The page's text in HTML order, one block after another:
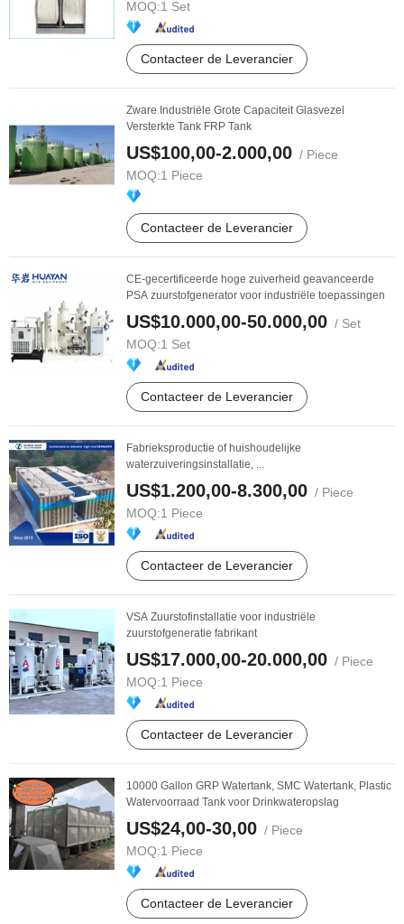
MOQ:1 Set
Contacteer de Leverancier
Zware Industriële Grote Capaciteit Glasvezel
Versterkte Tank FRP Tank
US$100,00-2.000,00 / Piece
MOQ:1 Piece
Contacteer de Leverancier
CE-gecertificeerde hoge zuiverheid geavanceerde
PSA zuurstofgenerator voor industriële toepassingen
US$10.000,00-50.000,00 / Set
MOQ:1 Set
Contacteer de Leverancier
Fabrieksproductie of huishoudelijke
waterzuiveringsinstallatie, ...
US$1.200,00-8.300,00 / Piece
MOQ:1 Piece
Contacteer de Leverancier
VSA Zuurstofinstallatie voor industriële
zuurstofgeneratie fabrikant
US$17.000,00-20.000,00 / Piece
MOQ:1 Piece
Contacteer de Leverancier
10000 Gallon GRP Watertank, SMC Watertank, Plastic
Watervoorraad Tank voor Drinkwateropslag
US$24,00-30,00 / Piece
MOQ:1 Piece
Contacteer de Leverancier